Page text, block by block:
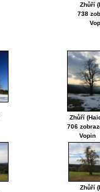
Zhůří
738
Zhůří
706
Vopin
Zhůří